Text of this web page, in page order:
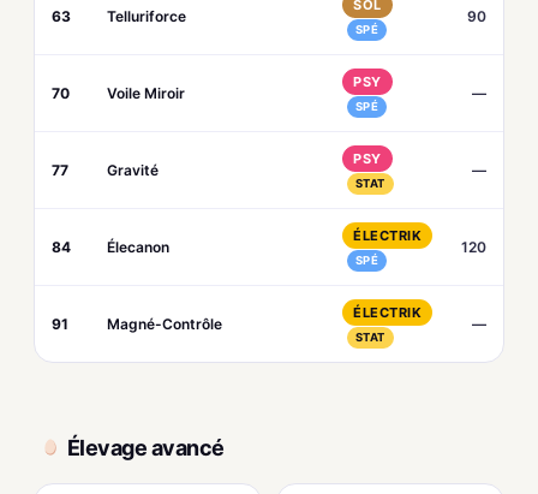
63 Telluriforce
SOL
SPÉ
90
70 Voile Miroir
PSY
SPÉ
—
77 Gravité
PSY
STAT
—
84 Élecanon
ÉLECTRIK
SPÉ
120
91 Magné-Contrôle
ÉLECTRIK
STAT
—
Élevage avancé